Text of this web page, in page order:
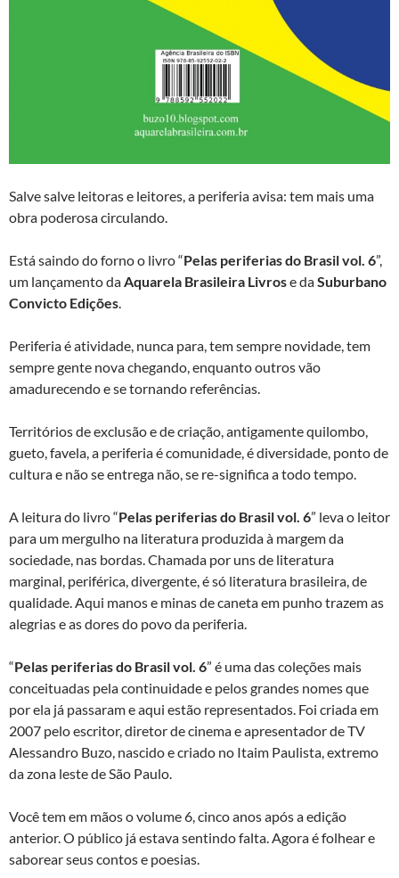
Salve salve leitoras e leitores, a periferia avisa: tem mais uma
obra poderosa circulando.
Está saindo do forno o livro “Pelas periferias do Brasil vol. 6”,
um lançamento daAquarela Brasileira Livrose daSuburbano
Convicto Edições.
Periferia é atividade, nunca para, tem sempre novidade, tem
sempre gente nova chegando, enquanto outros vão
amadurecendo e se tornando referências.
Territórios de exclusão e de criação, antigamente quilombo,
gueto, favela, a periferia é comunidade, é diversidade, ponto de
cultura e não se entrega não, se re-significa a todo tempo.
A leitura do livro “Pelas periferias do Brasil vol. 6” leva o leitor
para um mergulho na literatura produzida à margem da
sociedade, nas bordas. Chamada por uns de literatura
marginal, periférica, divergente, é só literatura brasileira, de
qualidade. Aqui manos e minas de caneta em punho trazem as
alegrias e as dores do povo da periferia.
“Pelas periferias do Brasil vol. 6” é uma das coleções mais
conceituadas pela continuidade e pelos grandes nomes que
por ela já passaram e aqui estão representados. Foi criada em
2007 pelo escritor, diretor de cinema e apresentador de TV
Alessandro Buzo, nascido e criado no Itaim Paulista, extremo
da zona leste de São Paulo.
Você tem em mãos o volume 6, cinco anos após a edição
anterior. O público já estava sentindo falta. Agora é folhear e
saborear seus contos e poesias.